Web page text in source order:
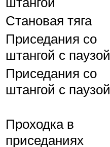
Становая тяга
Приседания со
штангой с паузой
Приседания со
штангой с паузой
Проходка в
приседаниях